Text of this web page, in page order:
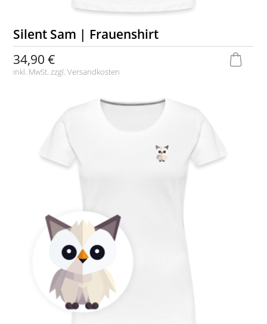
Silent Sam | Frauenshirt
34,90 €
inkl. MwSt. zzgl.Versandkosten